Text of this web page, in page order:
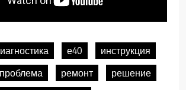
е40
инструкция
проблема ремонт
решение